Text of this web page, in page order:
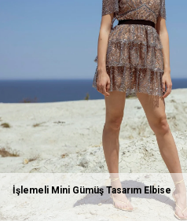
İşlemeli Mini Gümüş Tasarım Elbise